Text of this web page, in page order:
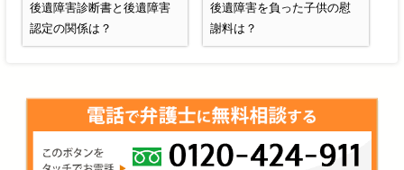
後遺障害診断書と後遺障害
認定の関係は？
後遺障害を負った子供の慰
謝料は？